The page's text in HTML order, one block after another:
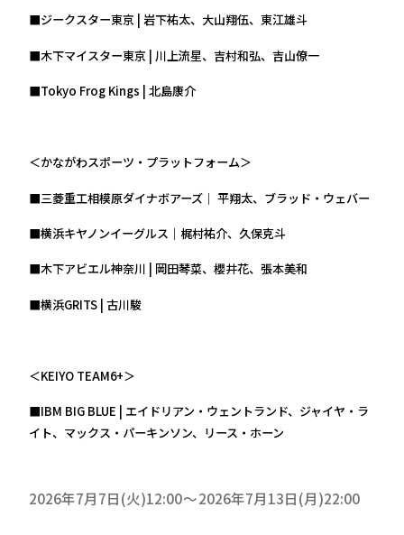
■ジークスター東京 | 岩下祐太、大山翔伍、東江雄斗
■木下マイスター東京 | 川上流星、吉村和弘、吉山僚一
■Tokyo Frog Kings | 北島康介
＜かながわスポーツ・プラットフォーム＞
■三菱重工相模原ダイナボアーズ｜ 平翔太、ブラッド・ウェバー
■横浜キヤノンイーグルス｜梶村祐介、久保克斗
■木下アビエル神奈川 | 岡田琴菜、櫻井花、張本美和
■横浜GRITS | 古川駿
＜KEIYO TEAM6+＞
■IBM BIG BLUE | エイドリアン・ウェントランド、ジャイヤ・ラ
イト、マックス・パーキンソン、リース・ホーン
2026年7月7日(火)12:00 2026年7月13日(月)22:00